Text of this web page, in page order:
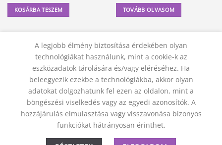
KOSÁRBA TESZEM TOVÁBB OLVASOM
KAPCSOLAT ADATVÉDELMI NYILATKOZAT
JOGI NYILATKOZAT
SZÁLLÍTÁSI FELTÉTELEK
A legjobb élmény biztosítása érdekében olyan
technológiákat használunk, mint a cookie-k az
eszközadatok tárolására és/vagy eléréséhez. Ha
beleegyezik ezekbe a technológiákba, akkor olyan
adatokat dolgozhatunk fel ezen az oldalon, mint a
böngészési viselkedés vagy az egyedi azonosítók. A
hozzájárulás elmulasztása vagy visszavonása bizonyos
funkciókat hátrányosan érinthet.